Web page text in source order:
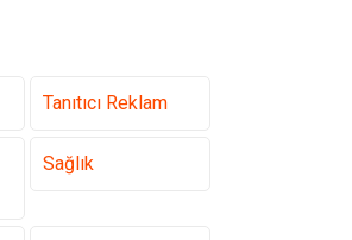
Tanıtıcı Reklam
Sağlık